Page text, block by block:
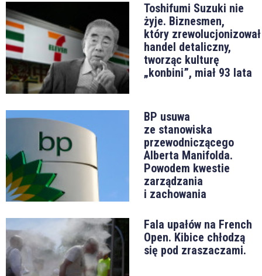
Toshifumi Suzuki nie
żyje. Biznesmen,
który zrewolucjonizował
handel detaliczny,
tworząc kulturę
„konbini”, miał 93 lata
BP usuwa
ze stanowiska
przewodniczącego
Alberta Manifolda.
Powodem kwestie
zarządzania
i zachowania
Fala upałów na French
Open. Kibice chłodzą
się pod zraszaczami.